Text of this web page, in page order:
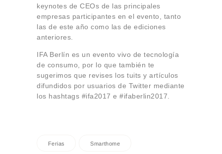
keynotes de CEOs de las principales
empresas participantes en el evento, tanto
las de este año como las de ediciones
anteriores.
IFA Berlín es un evento vivo de tecnología
de consumo, por lo que también te
sugerimos que revises los tuits y artículos
difundidos por usuarios de Twitter mediante
los hashtags #ifa2017 e #ifaberlin2017.
Ferias Smarthome